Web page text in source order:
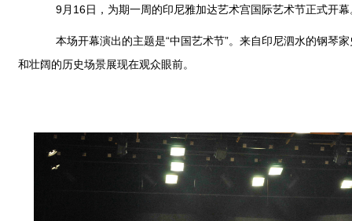
9月16日，为期一周的印尼雅加达艺术宫国际艺术节正式开幕
本场开幕演出的主题是“中国艺术节”。来自印尼泗水的钢琴家
和壮阔的历史场景展现在观众眼前。